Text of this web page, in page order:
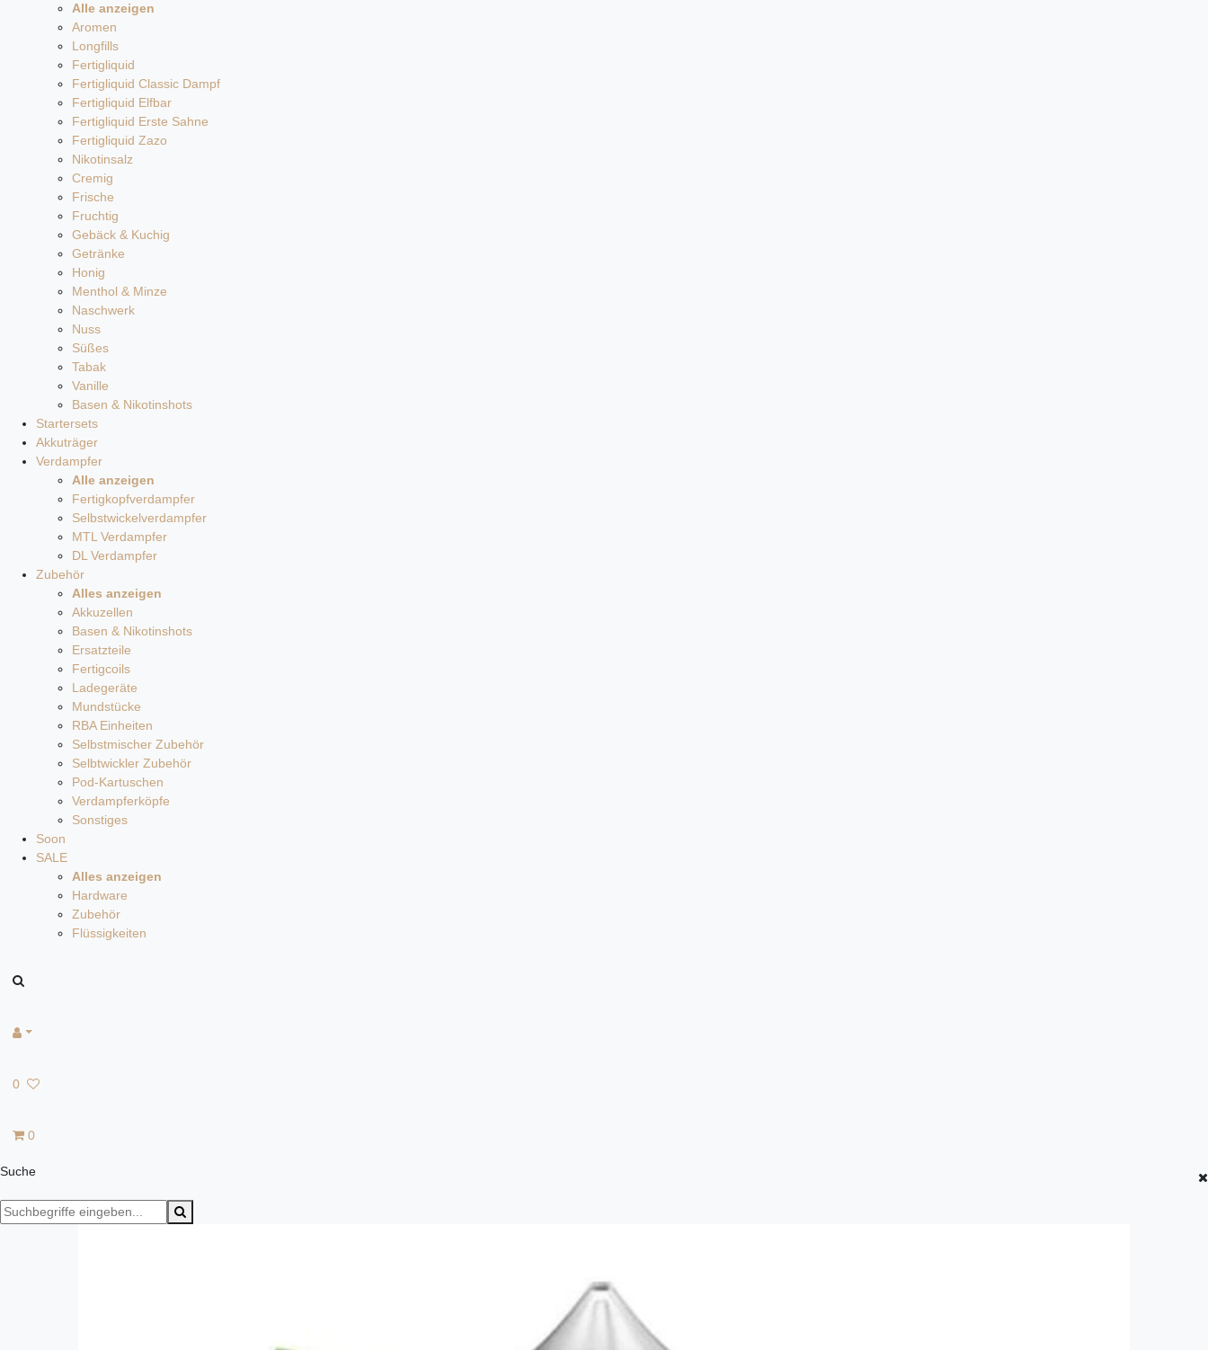
Alle anzeigen
Aromen
Longfills
Fertigliquid
Fertigliquid Classic Dampf
Fertigliquid Elfbar
Fertigliquid Erste Sahne
Fertigliquid Zazo
Nikotinsalz
Cremig
Frische
Fruchtig
Gebäck & Kuchig
Getränke
Honig
Menthol & Minze
Naschwerk
Nuss
Süßes
Tabak
Vanille
Basen & Nikotinshots
Startersets
Akkuträger
Verdampfer
Alle anzeigen
Fertigkopfverdampfer
Selbstwickelverdampfer
MTL Verdampfer
DL Verdampfer
Zubehör
Alles anzeigen
Akkuzellen
Basen & Nikotinshots
Ersatzteile
Fertigcoils
Ladegeräte
Mundstücke
RBA Einheiten
Selbstmischer Zubehör
Selbtwickler Zubehör
Pod-Kartuschen
Verdampferköpfe
Sonstiges
Soon
SALE
Alles anzeigen
Hardware
Zubehör
Flüssigkeiten
0
0
Suche